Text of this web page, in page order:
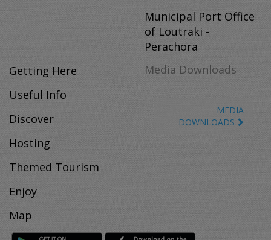
Municipal Port Office
of Loutraki -
Perachora
Getting Here
Useful Info
Discover
Hosting
Themed Tourism
Enjoy
Map
Media Downloads
MEDIA
DOWNLOADS